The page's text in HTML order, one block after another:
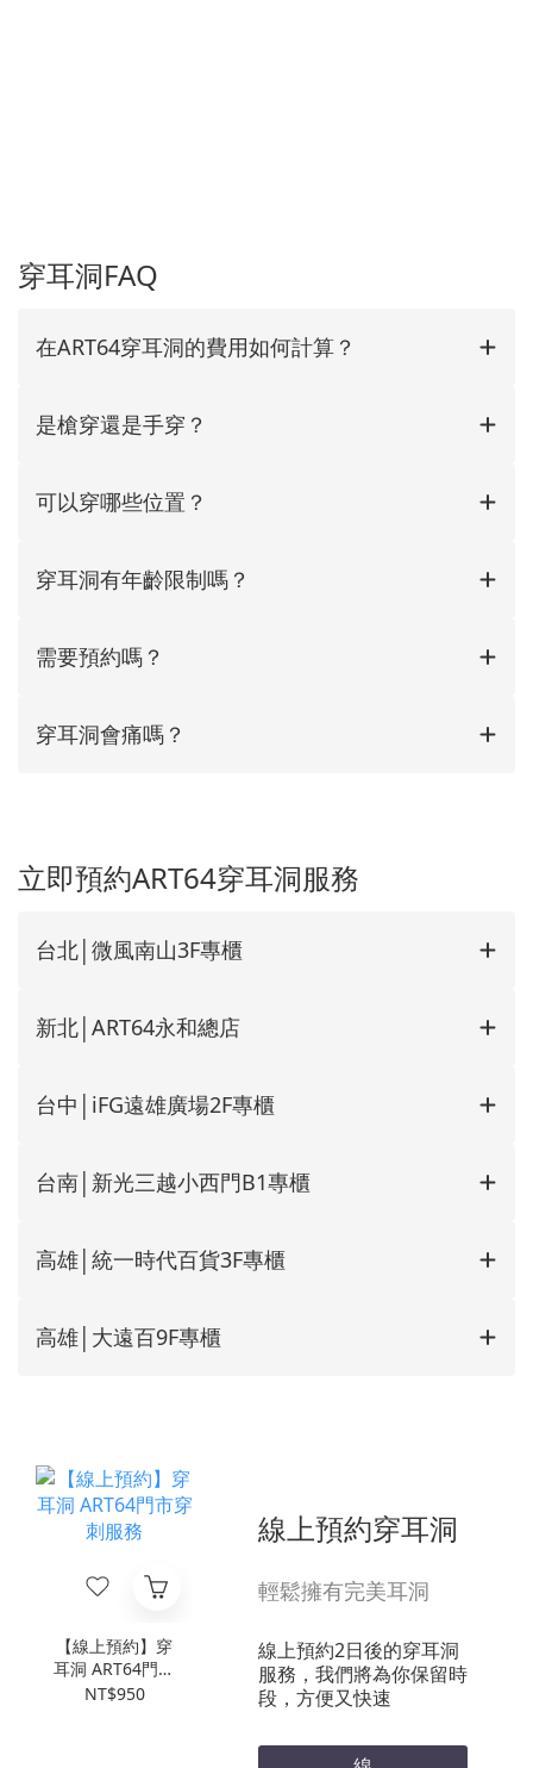
穿耳洞FAQ
在ART64穿耳洞的費用如何計算？
是槍穿還是手穿？
可以穿哪些位置？
穿耳洞有年齡限制嗎？
需要預約嗎？
穿耳洞會痛嗎？
立即預約ART64穿耳洞服務
台北│微風南山3F專櫃
新北│ART64永和總店
台中│iFG遠雄廣場2F專櫃
台南│新光三越小西門B1專櫃
高雄│統一時代百貨3F專櫃
高雄│大遠百9F專櫃
【線上預約】穿
耳洞 ART64門市
穿刺服務
NT$950
線上預約穿耳洞
輕鬆擁有完美耳洞
線上預約2日後的穿耳洞
服務，我們將為你保留時
段，方便又快速